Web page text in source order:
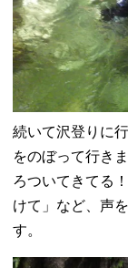
続いて沢登りに
をのぼって行き
ろついてきてる
けて」など、声
す。